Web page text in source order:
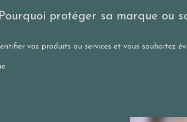
Pourquoi protéger sa marque ou
vos produits ou services et vous souhaitez